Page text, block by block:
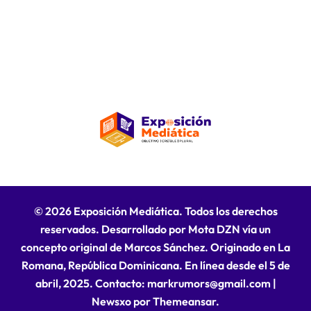
© 2026 Exposición Mediática. Todos los derechos
reservados. Desarrollado por Mota DZN vía un
concepto original de Marcos Sánchez. Originado en La
Romana, República Dominicana. En línea desde el 5 de
abril, 2025. Contacto: markrumors@gmail.com |
Newsxo porThemeansar.